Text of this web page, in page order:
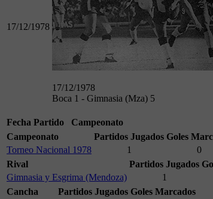
17/12/1978
17/12/1978
Boca 1 - Gimnasia (Mza) 5
Fecha Partido
Campeonato
Campeonato
Partidos Jugados Goles
Torneo Nacional 1978
1
0
Rival
Partidos Jugados
Gimnasia y Esgrima (Mendoza)
1
Cancha
Partidos Jugados Goles Marcados